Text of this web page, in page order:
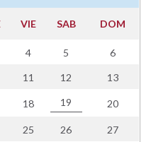
VIE SAB DOM
4 5 6
11 12 13
18 19 20
25 26 27